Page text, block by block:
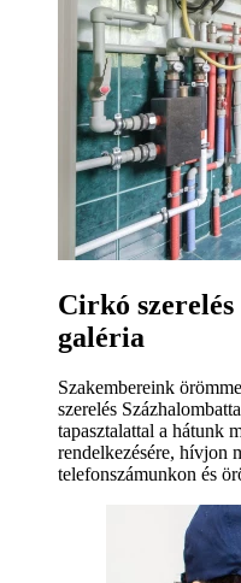
Cirkó
galéria
Szakembereink
szerelés
tapasztalattal a hátunk
rendelkezésére, hívjon
telefonszámunkon és